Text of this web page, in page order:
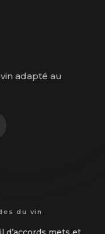
adapté au
du vin